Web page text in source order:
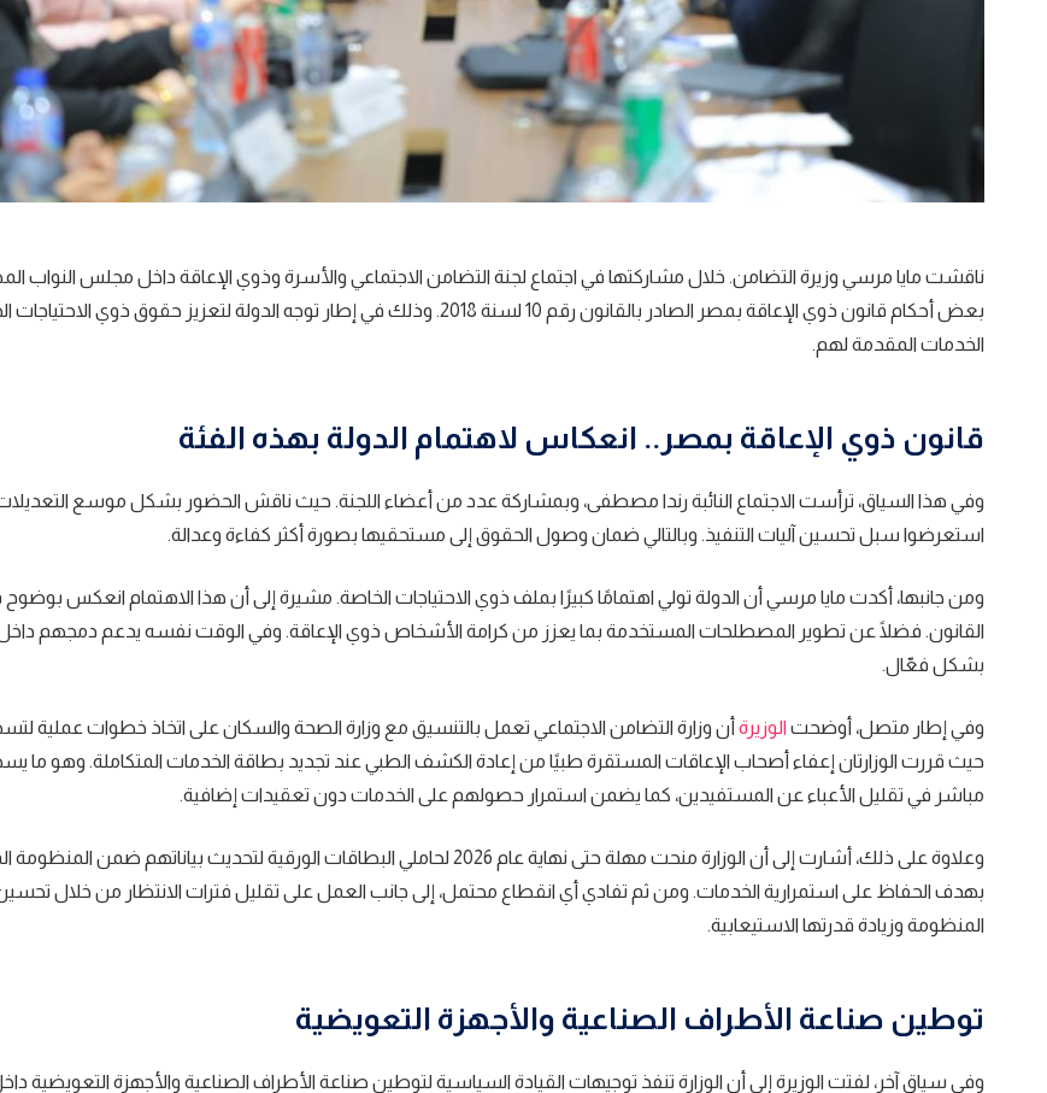
ناقشت مايا مرسي وزيرة التضامن. خلال مشاركتها في اجتماع لجنة التضامن الاجتماعي والأسرة وذوي الإعاقة داخل مجلس النواب
بعض أحكام قانون ذوي الإعاقة بمصر الصادر بالقانون رقم 10 لسنة 2018. وذلك في إطار توجه الدولة لتعزيز حقوق ذوي
الخدمات المقدمة لهم.
قانون ذوي الإعاقة بمصر.. انعكاس لاهتمام الدولة بهذه الفئة
وفي هذا السياق، ترأست الاجتماع النائبة رندا مصطفى، وبمشاركة عدد من أعضاء اللجنة. حيث ناقش الحضور بشكل موسع التعديلات
استعرضوا سبل تحسين آليات التنفيذ. وبالتالي ضمان وصول الحقوق إلى مستحقيها بصورة أكثر كفاءة وعدالة.
ومن جانبها، أكدت مايا مرسي أن الدولة تولي اهتمامًا كبيرًا بملف ذوي الاحتياجات الخاصة. مشيرة إلى أن هذا الاهتمام انعكس
القانون. فضلًا عن تطوير المصطلحات المستخدمة بما يعزز من كرامة الأشخاص ذوي الإعاقة. وفي الوقت نفسه يدعم دمجهم
بشكل فعّال.
وفي إطار متصل، أوضحت الوزيرة أن وزارة التضامن الاجتماعي تعمل بالتنسيق مع وزارة الصحة والسكان على اتخاذ خطوات عملية
حيث قررت الوزارتان إعفاء أصحاب الإعاقات المستقرة طبيًا من إعادة الكشف الطبي عند تجديد بطاقة الخدمات المتكاملة. وهو
مباشر في تقليل الأعباء عن المستفيدين، كما يضمن استمرار حصولهم على الخدمات دون تعقيدات إضافية.
وعلاوة على ذلك، أشارت إلى أن الوزارة منحت مهلة حتى نهاية عام 2026 لحاملي البطاقات الورقية لتحديث بياناتهم
بهدف الحفاظ على استمرارية الخدمات. ومن ثم تفادي أي انقطاع محتمل، إلى جانب العمل على تقليل فترات الانتظار من خلال
المنظومة وزيادة قدرتها الاستيعابية.
توطين صناعة الأطراف الصناعية والأجهزة التعويضية
وفي سياق آخر، لفتت الوزيرة إلى أن الوزارة تنفذ توجيهات القيادة السياسية لتوطين صناعة الأطراف الصناعية والأجهزة التعويضية